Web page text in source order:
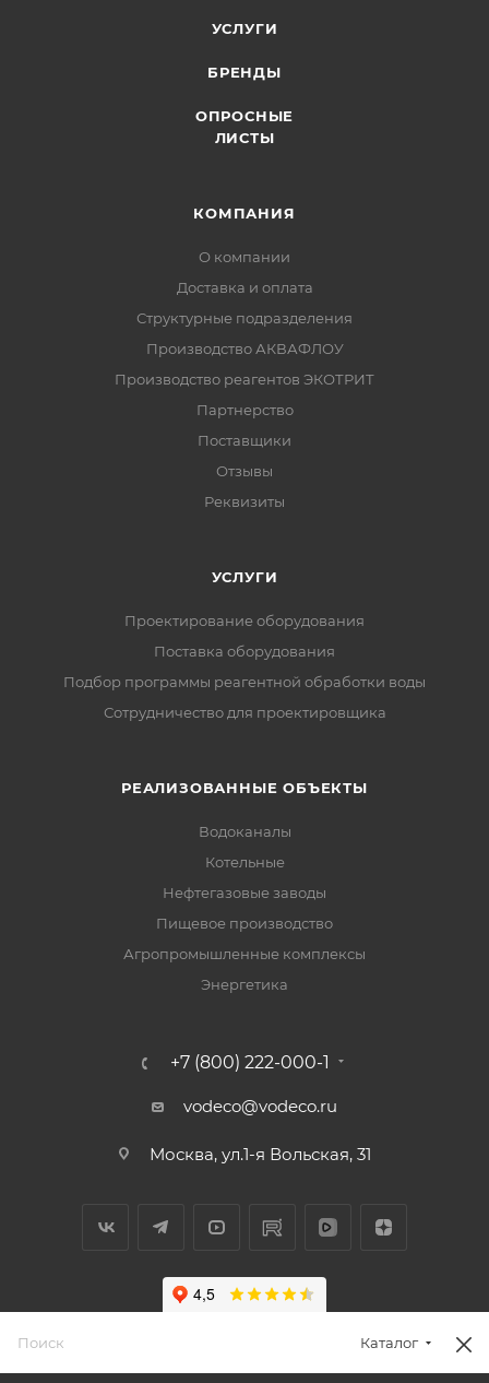
УСЛУГИ
БРЕНДЫ
ОПРОСНЫЕ
ЛИСТЫ
КОМПАНИЯ
О компании
Доставка и оплата
Структурные подразделения
Производство АКВАФЛОУ
Производство реагентов ЭКОТРИТ
Партнерство
Поставщики
Отзывы
Реквизиты
УСЛУГИ
Проектирование оборудования
Поставка оборудования
Подбор программы реагентной обработки воды
Сотрудничество для проектировщика
РЕАЛИЗОВАННЫЕ ОБЪЕКТЫ
Водоканалы
Котельные
Нефтегазовые заводы
Пищевое производство
Агропромышленные комплексы
Энергетика
+7 (800) 222-000-1
vodeco@vodeco.ru
Москва, ул.1-я Вольская, 31
Каталог